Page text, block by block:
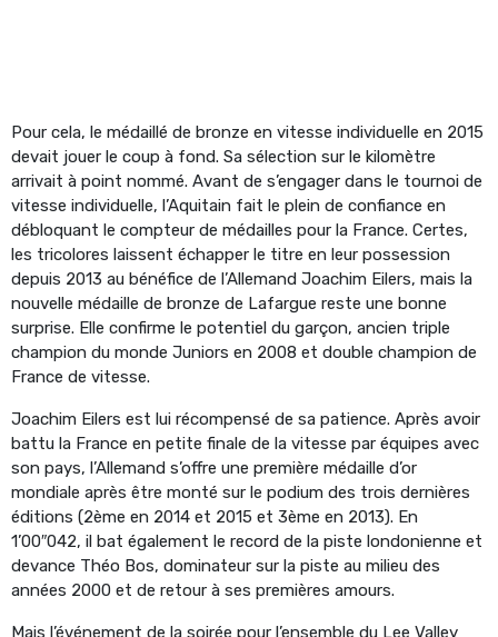
Pour cela, le médaillé de bronze en vitesse individuelle en 2015
devait jouer le coup à fond. Sa sélection sur le kilomètre
arrivait à point nommé. Avant de s’engager dans le tournoi de
vitesse individuelle, l’Aquitain fait le plein de confiance en
débloquant le compteur de médailles pour la France. Certes,
les tricolores laissent échapper le titre en leur possession
depuis 2013 au bénéfice de l’Allemand Joachim Eilers, mais la
nouvelle médaille de bronze de Lafargue reste une bonne
surprise. Elle confirme le potentiel du garçon, ancien triple
champion du monde Juniors en 2008 et double champion de
France de vitesse.
Joachim Eilers est lui récompensé de sa patience. Après avoir
battu la France en petite finale de la vitesse par équipes avec
son pays, l’Allemand s’offre une première médaille d’or
mondiale après être monté sur le podium des trois dernières
éditions (2ème en 2014 et 2015 et 3ème en 2013). En
1’00″042, il bat également le record de la piste londonienne et
devance Théo Bos, dominateur sur la piste au milieu des
années 2000 et de retour à ses premières amours.
Mais l’événement de la soirée pour l’ensemble du Lee Valley